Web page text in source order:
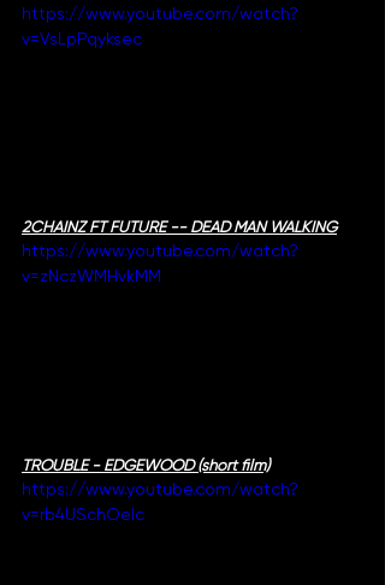
https://www.youtube.com/watch?
v=VsLpPqyksec
2CHAINZ FT FUTURE -- DEAD MAN WALKING
https://www.youtube.com/watch?
v=zNczWMHvkMM
TROUBLE - EDGEWOOD (short film)
https://www.youtube.com/watch?
v=rb4USchOelc